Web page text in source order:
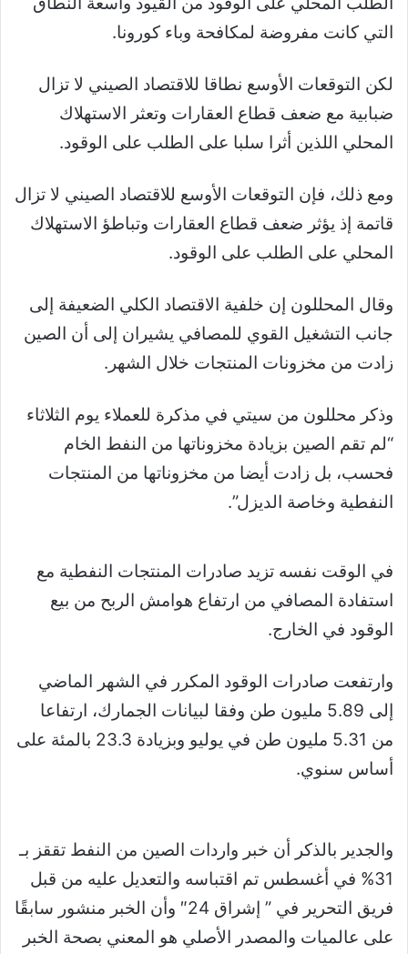
التي كانت مفروضة لمكافحة وباء كورونا.
لكن التوقعات الأوسع نطاقا للاقتصاد الصيني لا تزال
ضبابية مع ضعف قطاع العقارات وتعثر الاستهلاك
المحلي اللذين أثرا سلبا على الطلب على الوقود.
ومع ذلك، فإن التوقعات الأوسع للاقتصاد الصيني لا تزال
قاتمة إذ يؤثر ضعف قطاع العقارات وتباطؤ الاستهلاك
المحلي على الطلب على الوقود.
وقال المحللون إن خلفية الاقتصاد الكلي الضعيفة إلى
جانب التشغيل القوي للمصافي يشيران إلى أن الصين
زادت من مخزونات المنتجات خلال الشهر.
وذكر محللون من سيتي في مذكرة للعملاء يوم الثلاثاء
“لم تقم الصين بزيادة مخزوناتها من النفط الخام
فحسب، بل زادت أيضا من مخزوناتها من المنتجات
النفطية وخاصة الديزل”.
في الوقت نفسه تزيد صادرات المنتجات النفطية مع
استفادة المصافي من ارتفاع هوامش الربح من بيع
الوقود في الخارج.
وارتفعت صادرات الوقود المكرر في الشهر الماضي
إلى 5.89 مليون طن وفقا لبيانات الجمارك، ارتفاعا
من 5.31 مليون طن في يوليو وبزيادة 23.3 بالمئة على
أساس سنوي.
والجدير بالذكر أن خبر واردات الصين من النفط تققز بـ
31% في أغسطس تم اقتباسه والتعديل عليه من قبل
فريق التحرير في ” إشراق 24″ وأن الخبر منشور سابقًا
على عالميات والمصدر الأصلي هو المعني بصحة الخبر